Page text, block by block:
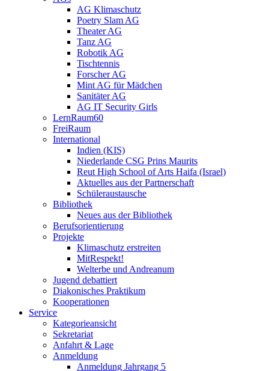
AG Klimaschutz
Poetry Slam AG
Theater AG
Tanz AG
Robotik AG
Tischtennis
Forscher AG
Mint AG für Mädchen
Sanitäter AG
AG IT Security Girls
LernRaum60
FreiRaum
International
Indien (KIS)
Niederlande CSG Prins Maurits
Reut High School of Arts Haifa (Israel)
Aktuelles aus der Partnerschaft
Schüleraustausche
Bibliothek
Neues aus der Bibliothek
Berufsorientierung
Projekte
Klimaschutz erstreiten
MitRespekt!
Welterbe und Andreanum
Jugend debattiert
Diakonisches Praktikum
Kooperationen
Service
Kategorieansicht
Sekretariat
Anfahrt & Lage
Anmeldung
Anmeldung Jahrgang 5